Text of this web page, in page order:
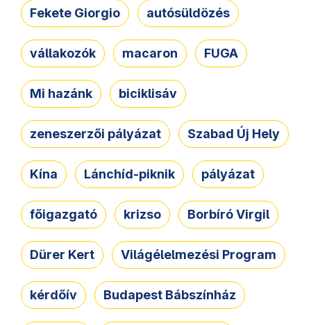
Fekete Giorgio autósüldözés
vállakozók macaron FUGA
Mi hazánk biciklisáv
zeneszerzői pályázat Szabad Új Hely
Kína Lánchíd-piknik pályázat
főigazgató krizso Borbíró Virgil
Dürer Kert Világélelmezési Program
kérdőív Budapest Bábszínház